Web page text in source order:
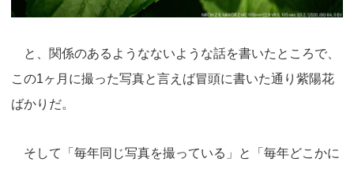
と、関係のあるようなないような話を書いたところで、
この1ヶ月に撮った写真と言えば冒頭に書いた通り紫陽花
ばかりだ。
そして「毎年同じ写真を撮っている」と「毎年どこかに